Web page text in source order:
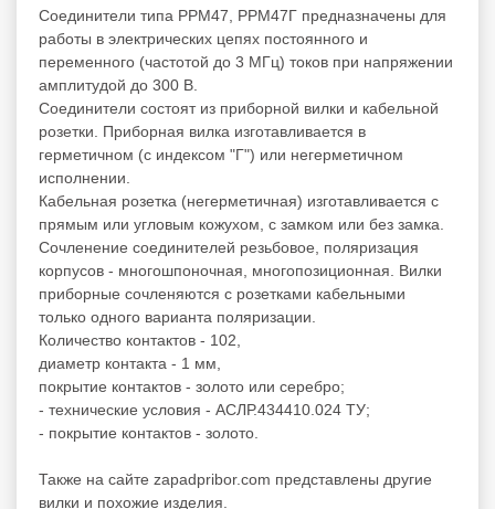
Соединители типа РРМ47, РРМ47Г предназначены для
работы в электрических цепях постоянного и
переменного (частотой до 3 МГц) токов при напряжении
амплитудой до 300 В.
Соединители состоят из приборной вилки и кабельной
розетки. Приборная вилка изготавливается в
герметичном (с индексом "Г") или негерметичном
исполнении.
Кабельная розетка (негерметичная) изготавливается с
прямым или угловым кожухом, с замком или без замка.
Сочленение соединителей резьбовое, поляризация
корпусов - многошпоночная, многопозиционная. Вилки
приборные сочленяются с розетками кабельными
только одного варианта поляризации.
Количество контактов - 102,
диаметр контакта - 1 мм,
покрытие контактов - золото или серебро;
- технические условия - АСЛР.434410.024 ТУ;
- покрытие контактов - золото.
Также на сайте zapadpribor.com представлены другие
вилки и похожие изделия.